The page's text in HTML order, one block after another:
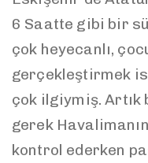
6 Saatte gibi bir
çok heyecanlı,
gerçekleştirmek
çok ilgiymiş. Artık
gerek
kontrol ederken